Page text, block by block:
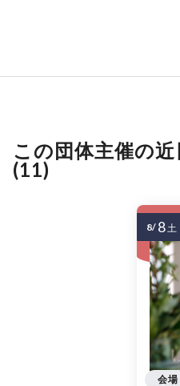
この団体主催の
(11)
会
8/ 8土